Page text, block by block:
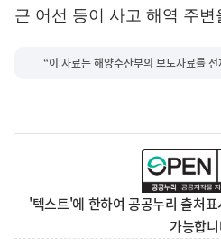
근 어선 등이 사고 해역 주변
“이 자료는 해양수산부의 보도자료를
'텍스트'에 한하여 공공누리 출처
가능합